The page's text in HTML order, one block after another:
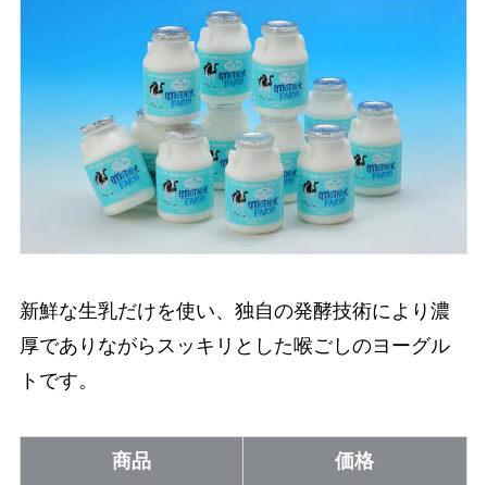
新鮮な生乳だけを使い、独自の発酵技術により濃
厚でありながらスッキリとした喉ごしのヨーグル
トです。
商品 価格